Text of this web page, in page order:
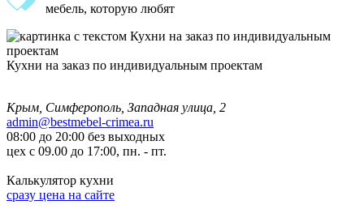
мебель, которую любят
Кухни на заказ по индивидуальным проектам
Крым, Симферополь, Западная улица, 2
admin@bestmebel-crimea.ru
08:00 до 20:00 без выходных
цех с 09.00 до 17:00, пн. - пт.
Калькулятор кухни
сразу цена на сайте